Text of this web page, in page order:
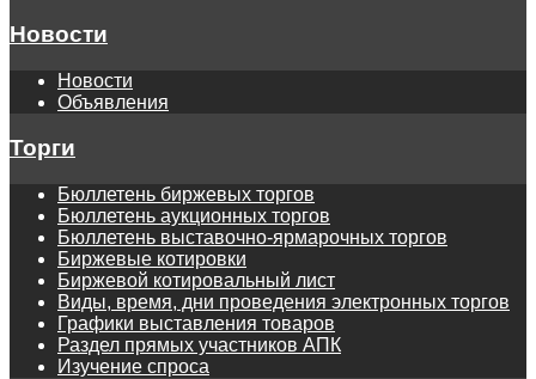
Новости
Новости
Объявления
Торги
Бюллетень биржевых торгов
Бюллетень аукционных торгов
Бюллетень выставочно-ярмарочных торгов
Биржевые котировки
Биржевой котировальный лист
Виды, время, дни проведения электронных торгов
Графики выставления товаров
Раздел прямых участников АПК
Изучение спроса